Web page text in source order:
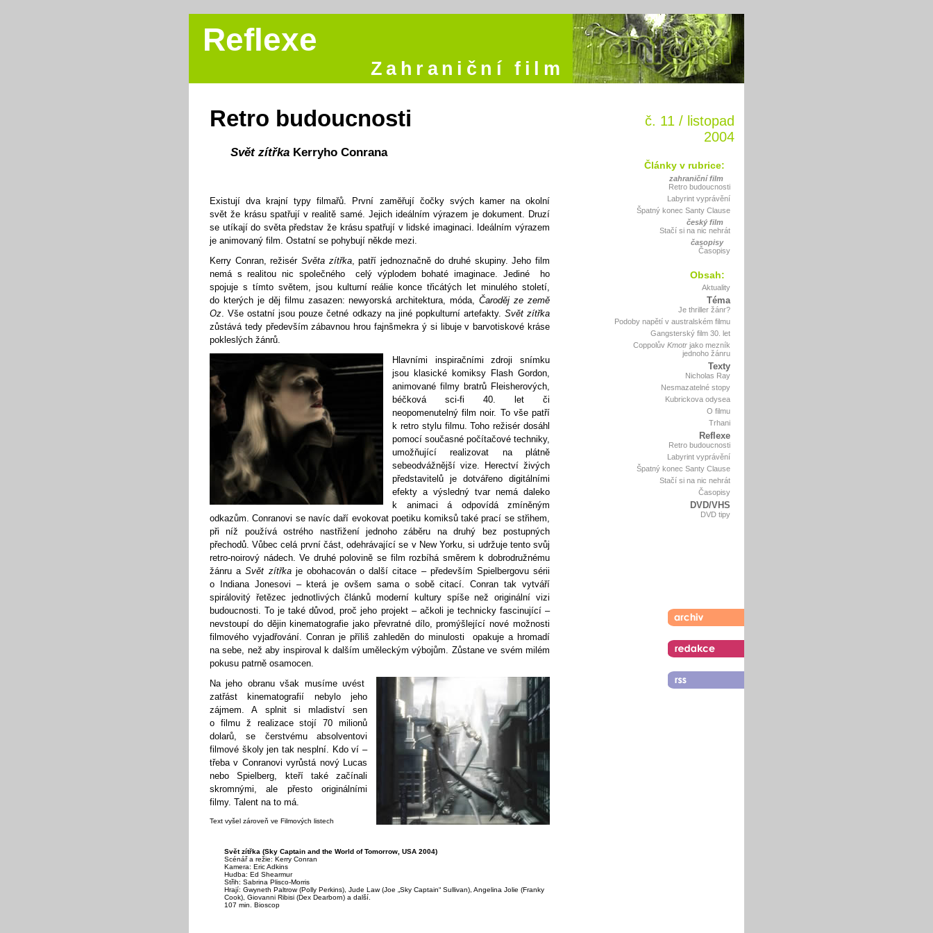
Reflexe
Zahraniční film
Retro budoucnosti
Svět zítřka Kerryho Conrana
Existují dva krajní typy filmařů. První zaměřují čočky svých kamer na okolní
svět že krásu spatřují v realitě samé. Jejich ideálním výrazem je dokument. Druzí
se utíkají do světa představ že krásu spatřují v lidské imaginaci. Ideálním výrazem
je animovaný film. Ostatní se pohybují někde mezi.
Kerry Conran, režisér Světa zítřka, patří jednoznačně do druhé skupiny. Jeho film
nemá s realitou nic společného celý výplodem bohaté imaginace. Jediné ho
spojuje s tímto světem, jsou kulturní reálie konce třicátých let minulého století,
do kterých je děj filmu zasazen: newyorská architektura, móda,Čaroděj ze země
Oz. Vše ostatní jsou pouze četné odkazy na jiné popkulturní artefakty. Svět zítřka
zůstává tedy především zábavnou hrou fajnšmekra ý si libuje v barvotiskové kráse
pokleslých žánrů.
Hlavními inspiračními zdroji snímku
jsou klasické komiksy Flash Gordon,
animované filmy bratrů Fleisherových,
béčková sci-fi 40. let či
neopomenutelný film noir. To vše patří
k retro stylu filmu. Toho režisér dosáhl
pomocí současné počítačové techniky,
umožňující realizovat na plátně
sebeodvážnější vize. Herectví živých
představitelů je dotvářeno digitálními
efekty a výsledný tvar nemá daleko
k animaci á odpovídá zmíněným
odkazům. Conranovi se navíc daří evokovat poetiku komiksů také prací se střihem,
při níž používá ostrého nastřižení jednoho záběru na druhý bez postupných
přechodů. Vůbec celá první část, odehrávající se v New Yorku, si udržuje tento svůj
retro-noirový nádech. Ve druhé polovině se film rozbíhá směrem k dobrodružnému
žánru aSvět zítřkaje obohacován o další citace – především Spielbergovu sérii
o Indiana Jonesovi – která je ovšem sama o sobě citací. Conran tak vytváří
spirálovitý řetězec jednotlivých článků moderní kultury spíše než originální vizi
budoucnosti. To je také důvod, proč jeho projekt – ačkoli je technicky fascinující –
nevstoupí do dějin kinematografie jako převratné dílo, promýšlející nové možnosti
filmového vyjadřování. Conran je příliš zahleděn do minulosti opakuje a hromadí
na sebe, než aby inspiroval k dalším uměleckým výbojům. Zůstane ve svém milém
pokusu patrně osamocen.
Na jeho obranu však musíme uvést
zatřást kinematografií nebylo jeho
zájmem. A splnit si mladiství sen
o filmu ž realizace stojí 70 milionů
dolarů, se čerstvému absolventovi
filmové školy jen tak nesplní. Kdo ví –
třeba v Conranovi vyrůstá nový Lucas
nebo Spielberg, kteří také začínali
skromnými, ale přesto originálními
filmy. Talent na to má.
Text vyšel zároveň ve Filmových listech
Svět zítřka (Sky Captain and the World of Tomorrow, USA 2004)
Scénář a režie: Kerry Conran
Kamera: Eric Adkins
Hudba: Ed Shearmur
Střih: Sabrina Plisco-Morris
Hrají: Gwyneth Paltrow (Polly Perkins), Jude Law (Joe „Sky Captain“ Sullivan), Angelina Jolie (Franky
Cook), Giovanni Ribisi (Dex Dearborn) a další.
107 min. Bioscop
č. 11 / listopad
2004
Články v rubrice:
zahraniční film
Retro budoucnosti
Labyrint vyprávění
Špatný konec Santy Clause
český film
Stačí si na nic nehrát
časopisy
Časopisy
Obsah:
Aktuality
Téma
Je thriller žánr?
Podoby napětí v australském filmu
Gangsterský film 30. let
Coppolův Kmotr jako mezník
jednoho žánru
Texty
Nicholas Ray
Nesmazatelné stopy
Kubrickova odysea
O filmu
Trhani
Reflexe
Retro budoucnosti
Labyrint vyprávění
Špatný konec Santy Clause
Stačí si na nic nehrát
Časopisy
DVD/VHS
DVD tipy